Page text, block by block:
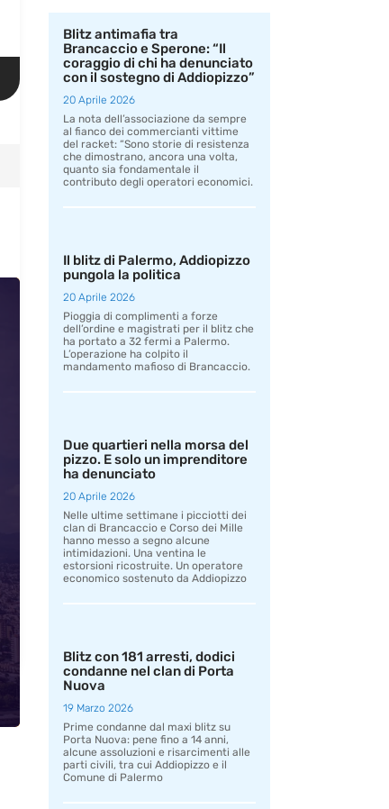
Blitz antimafia tra
Brancaccio e Sperone: “Il
coraggio di chi ha denunciato
con il sostegno di Addiopizzo”
20 Aprile 2026
La nota dell’associazione da sempre
al fianco dei commercianti vittime
del racket: “Sono storie di resistenza
che dimostrano, ancora una volta,
quanto sia fondamentale il
contributo degli operatori economici.
Il blitz di Palermo, Addiopizzo
pungola la politica
20 Aprile 2026
Pioggia di complimenti a forze
dell’ordine e magistrati per il blitz che
ha portato a 32 fermi a Palermo.
L’operazione ha colpito il
mandamento mafioso di Brancaccio.
Due quartieri nella morsa del
pizzo. E solo un imprenditore
ha denunciato
20 Aprile 2026
Nelle ultime settimane i picciotti dei
clan di Brancaccio e Corso dei Mille
hanno messo a segno alcune
intimidazioni. Una ventina le
estorsioni ricostruite. Un operatore
economico sostenuto da Addiopizzo
Blitz con 181 arresti, dodici
condanne nel clan di Porta
Nuova
19 Marzo 2026
Prime condanne dal maxi blitz su
Porta Nuova: pene fino a 14 anni,
alcune assoluzioni e risarcimenti alle
parti civili, tra cui Addiopizzo e il
Comune di Palermo